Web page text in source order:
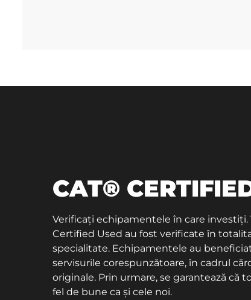
CAT®
Verificați echipamentele în care
Certified Used au fost verificate în
specialitate. Echipamentele au
servisurile corespunzătoare, în cadrul
originale. Prin urmare, se garantează că
fel de bune ca și cele noi.